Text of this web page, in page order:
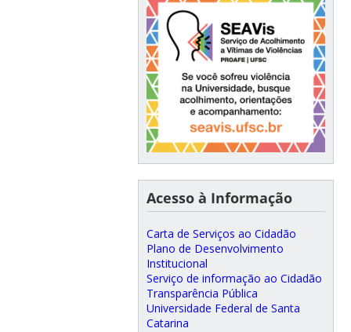
Acesso à Informação
Carta de Serviços ao Cidadão
Plano de Desenvolvimento
Institucional
Serviço de informação ao Cidadão
Transparência Pública
Universidade Federal de Santa
Catarina